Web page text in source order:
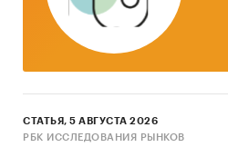
СТАТЬЯ, 5 АВГУСТА 2026
РБК ИССЛЕДОВАНИЯ РЫНКОВ